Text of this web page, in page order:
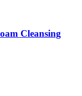
Cleansing